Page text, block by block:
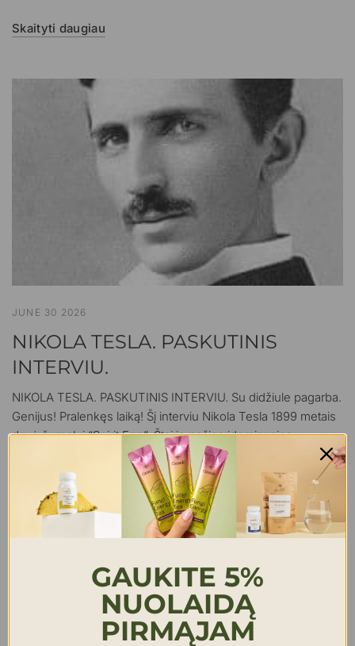
Skaityti daugiau
JUNE 30 2026
NIKOLA TESLA. PASKUTINIS
INTERVIU.
NIKOLA TESLA. PASKUTINIS INTERVIU. Su didžiule pagarba.
Genijus! Pralenkęs laiką! Šį interviu Nikola Tesla 1899 metais
davė žurnalui “Spirit Egg”. Štai jo pačios įdomiausios
akimirkos: Tesla: Taip, aš atradau keletą...
Skaityti daugiau
GAUKITE 5%
NUOLAIDĄ
PIRMĄJAM